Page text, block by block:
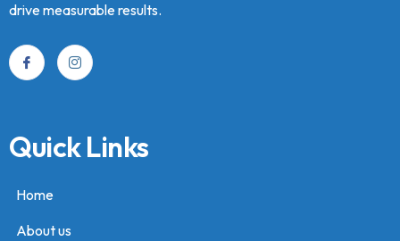
drive measurable results.
Quick Links
Home
About us